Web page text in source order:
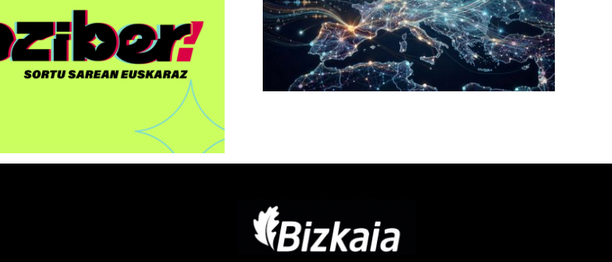
Summit 2026” ekitaldia
egingo dute Bilbon